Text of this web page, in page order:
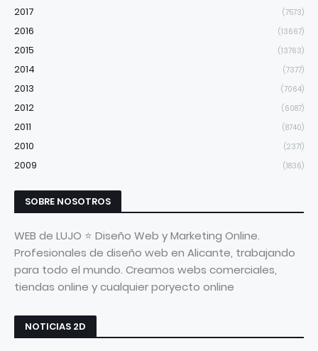
2017 (7573)
2016 (13667)
2015 (13763)
2014 (7377)
2013 (7064)
2012 (6087)
2011 (8740)
2010 (2371)
2009 (1836)
SOBRE NOSOTROS
WEB de LUJO ⭐ Diseño Web y Marketing Online.
Profesionales de diseño web en Alicante, trabajando
para todo el mundo. Creamos webs comerciales,
tiendas online y cualquier poryecto online
NOTICIAS 2D